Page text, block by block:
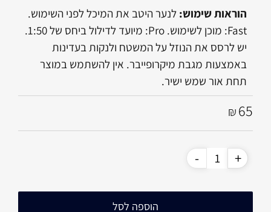
הוראות שימוש: לנער היטב את המיכל לפני השימוש.
Fast: מוכן לשימוש. Pro: מיועד לדילול ביחס של 1:50.
יש לרסס את הנוזל על המשטח ולנקות בעדינות
באמצעות מגבת מיקרופייבר. אין להשתמש במוצר
תחת אור שמש ישיר.
₪65
הוספה לסל